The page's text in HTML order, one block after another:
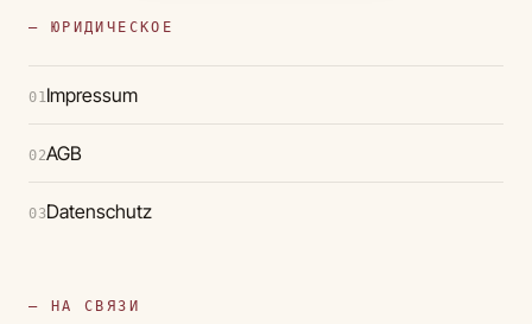
— ЮРИДИЧЕСКОЕ
01Impressum
02AGB
03Datenschutz
— НА СВЯЗИ